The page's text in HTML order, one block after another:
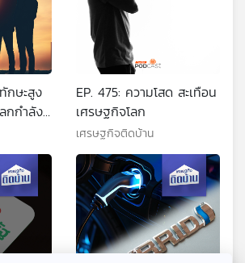
กษะสูง
กกำลัง
EP. 475: ความโสด สะเทือน
เศรษฐกิจโลก
เศรษฐกิจติดบ้าน